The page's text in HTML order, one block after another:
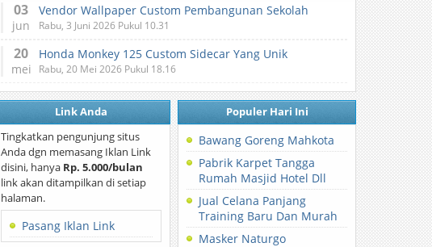
03
jun
Vendor Wallpaper Custom Pembangunan Sekolah
Rabu, 3 Juni 2026 Pukul 10.31
20
mei
Honda Monkey 125 Custom Sidecar Yang Unik
Rabu, 20 Mei 2026 Pukul 18.16
Link Anda
Tingkatkan pengunjung situs
Anda dgn memasang Iklan Link
disini, hanya Rp. 5.000/bulan
link akan ditampilkan di setiap
halaman.
Pasang Iklan Link
Populer Hari Ini
Bawang Goreng Mahkota
Pabrik Karpet Tangga
Rumah Masjid Hotel Dll
Jual Celana Panjang
Training Baru Dan Murah
Masker Naturgo